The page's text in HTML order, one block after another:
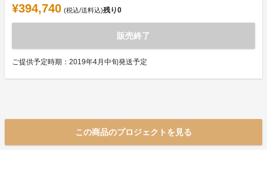
¥394,740 (税込/送料込)残り0
販売終了
ご提供予定時期：2019年4月中旬発送予定
この商品のプロジェクトを見る